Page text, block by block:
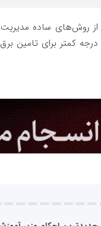
از روش‌های ساده
کمتر برای تامین